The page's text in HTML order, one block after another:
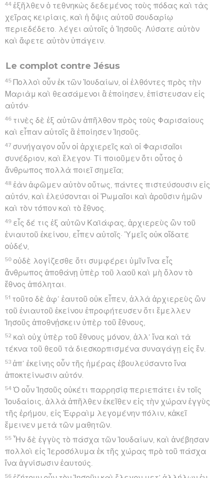
44 ἐξῆλθεν ὁ τεθνηκὼς δεδεμένος τοὺς πόδας καὶ τὰς
χεῖρας κειρίαις, καὶ ἡ ὄψις αὐτοῦ σουδαρίῳ
περιεδέδετο. λέγει αὐτοῖς ὁ Ἰησοῦς· Λύσατε αὐτὸν
καὶ ἄφετε αὐτὸν ὑπάγειν.
Le complot contre Jésus
45 Πολλοὶ οὖν ἐκ τῶν Ἰουδαίων, οἱ ἐλθόντες πρὸς τὴν
Μαριὰμ καὶ θεασάμενοι ἃ ἐποίησεν, ἐπίστευσαν εἰς
αὐτόν·
46 τινὲς δὲ ἐξ αὐτῶν ἀπῆλθον πρὸς τοὺς Φαρισαίους
καὶ εἶπαν αὐτοῖς ἃ ἐποίησεν Ἰησοῦς.
47 συνήγαγον οὖν οἱ ἀρχιερεῖς καὶ οἱ Φαρισαῖοι
συνέδριον, καὶ ἔλεγον· Τί ποιοῦμεν ὅτι οὗτος ὁ
ἄνθρωπος πολλὰ ποιεῖ σημεῖα;
48 ἐὰν ἀφῶμεν αὐτὸν οὕτως, πάντες πιστεύσουσιν εἰς
αὐτόν, καὶ ἐλεύσονται οἱ Ῥωμαῖοι καὶ ἀροῦσιν ἡμῶν
καὶ τὸν τόπον καὶ τὸ ἔθνος.
49 εἷς δέ τις ἐξ αὐτῶν Καϊάφας, ἀρχιερεὺς ὢν τοῦ
ἐνιαυτοῦ ἐκείνου, εἶπεν αὐτοῖς· Ὑμεῖς οὐκ οἴδατε
οὐδέν,
50 οὐδὲ λογίζεσθε ὅτι συμφέρει ὑμῖν ἵνα εἷς
ἄνθρωπος ἀποθάνῃ ὑπὲρ τοῦ λαοῦ καὶ μὴ ὅλον τὸ
ἔθνος ἀπόληται.
51 τοῦτο δὲ ἀφ’ ἑαυτοῦ οὐκ εἶπεν, ἀλλὰ ἀρχιερεὺς ὢν
τοῦ ἐνιαυτοῦ ἐκείνου ἐπροφήτευσεν ὅτι ἔμελλεν
Ἰησοῦς ἀποθνῄσκειν ὑπὲρ τοῦ ἔθνους,
52 καὶ οὐχ ὑπὲρ τοῦ ἔθνους μόνον, ἀλλ’ ἵνα καὶ τὰ
τέκνα τοῦ θεοῦ τὰ διεσκορπισμένα συναγάγῃ εἰς ἕν.
53 ἀπ’ ἐκείνης οὖν τῆς ἡμέρας ἐβουλεύσαντο ἵνα
ἀποκτείνωσιν αὐτόν.
54 Ὁ οὖν Ἰησοῦς οὐκέτι παρρησίᾳ περιεπάτει ἐν τοῖς
Ἰουδαίοις, ἀλλὰ ἀπῆλθεν ἐκεῖθεν εἰς τὴν χώραν ἐγγὺς
τῆς ἐρήμου, εἰς Ἐφραὶμ λεγομένην πόλιν, κἀκεῖ
ἔμεινεν μετὰ τῶν μαθητῶν.
55 Ἦν δὲ ἐγγὺς τὸ πάσχα τῶν Ἰουδαίων, καὶ ἀνέβησαν
πολλοὶ εἰς Ἱεροσόλυμα ἐκ τῆς χώρας πρὸ τοῦ πάσχα
ἵνα ἁγνίσωσιν ἑαυτούς.
56